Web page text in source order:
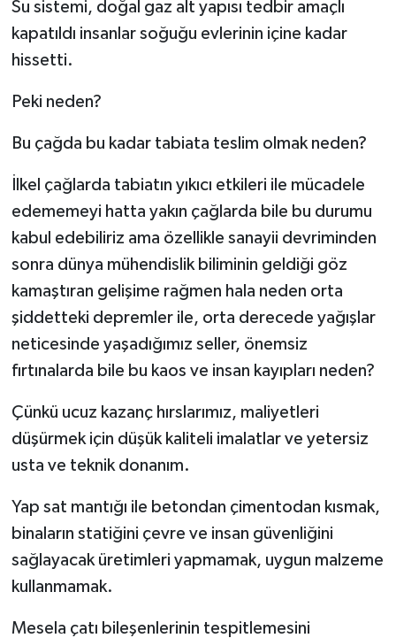
Su sistemi, doğal gaz alt yapısı tedbir amaçlı
kapatıldı insanlar soğuğu evlerinin içine kadar
hissetti.
Peki neden?
Bu çağda bu kadar tabiata teslim olmak neden?
İlkel çağlarda tabiatın yıkıcı etkileri ile mücadele
edememeyi hatta yakın çağlarda bile bu durumu
kabul edebiliriz ama özellikle sanayii devriminden
sonra dünya mühendislik biliminin geldiği göz
kamaştıran gelişime rağmen hala neden orta
şiddetteki depremler ile, orta derecede yağışlar
neticesinde yaşadığımız seller, önemsiz
fırtınalarda bile bu kaos ve insan kayıpları neden?
Çünkü ucuz kazanç hırslarımız, maliyetleri
düşürmek için düşük kaliteli imalatlar ve yetersiz
usta ve teknik donanım.
Yap sat mantığı ile betondan çimentodan kısmak,
binaların statiğini çevre ve insan güvenliğini
sağlayacak üretimleri yapmamak, uygun malzeme
kullanmamak.
Mesela çatı bileşenlerinin tespitlemesini